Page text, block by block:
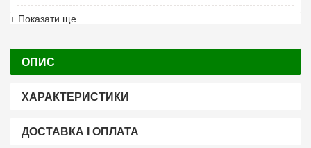
+ Показати ще
ОПИС
ХАРАКТЕРИСТИКИ
ДОСТАВКА І ОПЛАТА